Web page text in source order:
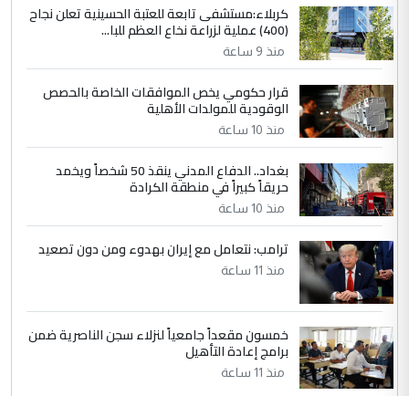
5 يوسف غزوان عصمت
التعليق : بكالوريوس فيزياء طبية متزوج و
زوجتي أيضا بكالوريوس سكني بغداد أرغب في
إكمال دراستي داخل ...
الموضوع :
السعودية توافق على الاستمرار في
إعطاء 100 منحة دراسية للطلبة العراقيين في
جامعاتها سنويا
كربلاء:مستشفى تابعة للعتبة الحسينية تعلن نجاح
(400) عملية لزراعة نخاع العظم للبا...
منذ 9 ساعة
قرار حكومي يخص الموافقات الخاصة بالحصص
الوقودية للمولدات الأهلية
منذ 10 ساعة
بغداد.. الدفاع المدني ينقذ 50 شخصاً ويخمد
حريقاً كبيراً في منطقة الكرادة
منذ 10 ساعة
ترامب: نتعامل مع إيران بهدوء ومن دون تصعيد
منذ 11 ساعة
خمسون مقعداً جامعياً لنزلاء سجن الناصرية ضمن
برامج إعادة التأهيل
منذ 11 ساعة